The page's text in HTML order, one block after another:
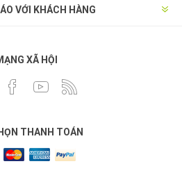
VỚI KHÁCH HÀNG
XÃ HỘI
THANH TOÁN